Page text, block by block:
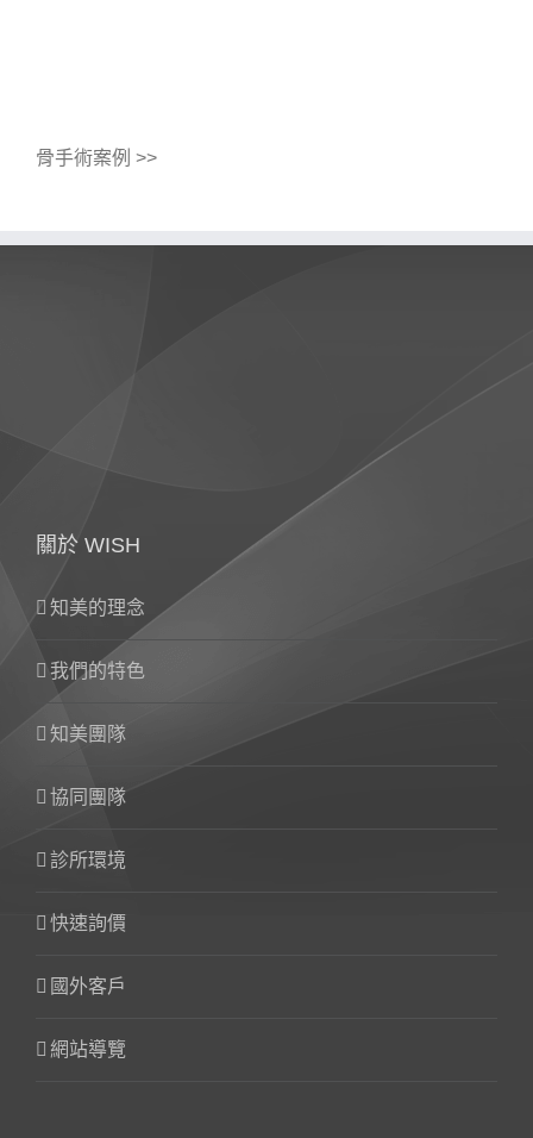
骨手術案例 >>
關於 WISH
知美的理念
我們的特色
知美團隊
協同團隊
診所環境
快速詢價
國外客戶
網站導覽